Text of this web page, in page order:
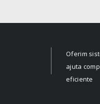
Oferim
ajuta
eficiente